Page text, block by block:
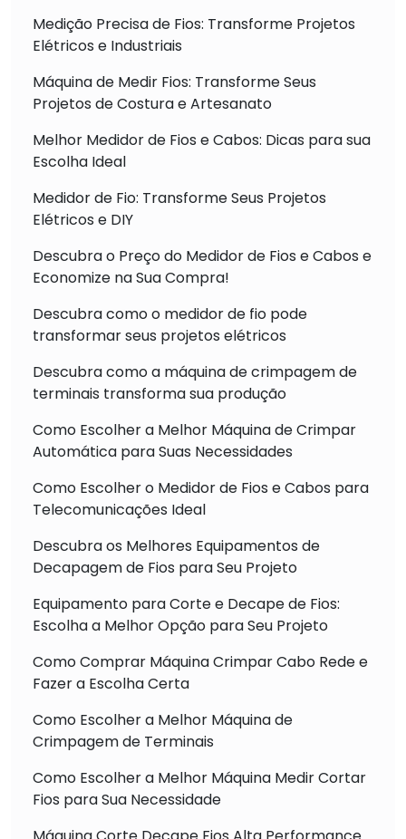
Medição Precisa de Fios: Transforme Projetos
Elétricos e Industriais
Máquina de Medir Fios: Transforme Seus
Projetos de Costura e Artesanato
Melhor Medidor de Fios e Cabos: Dicas para sua
Escolha Ideal
Medidor de Fio: Transforme Seus Projetos
Elétricos e DIY
Descubra o Preço do Medidor de Fios e Cabos e
Economize na Sua Compra!
Descubra como o medidor de fio pode
transformar seus projetos elétricos
Descubra como a máquina de crimpagem de
terminais transforma sua produção
Como Escolher a Melhor Máquina de Crimpar
Automática para Suas Necessidades
Como Escolher o Medidor de Fios e Cabos para
Telecomunicações Ideal
Descubra os Melhores Equipamentos de
Decapagem de Fios para Seu Projeto
Equipamento para Corte e Decape de Fios:
Escolha a Melhor Opção para Seu Projeto
Como Comprar Máquina Crimpar Cabo Rede e
Fazer a Escolha Certa
Como Escolher a Melhor Máquina de
Crimpagem de Terminais
Como Escolher a Melhor Máquina Medir Cortar
Fios para Sua Necessidade